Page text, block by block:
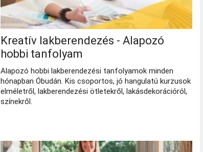
Kreatív lakberendezés - Alapozó
hobbi tanfolyam
Alapozó hobbi lakberendezési tanfolyamok minden
hónapban Óbudán. Kis csoportos, jó hangulatú kurzusok
elméletről, lakberendezési ötletekről, lakásdekorációról,
színekről.